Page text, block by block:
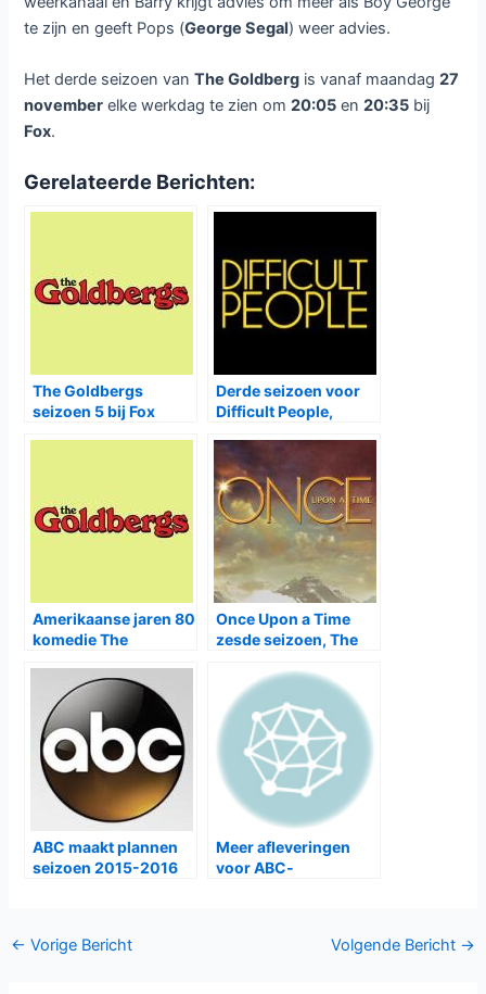
te zijn en geeft Pops (George Segal) weer advies.
Het derde seizoen vanThe Goldberg is vanaf maandag27
november elke werkdag te zien om20:05 en20:35 bij
Fox.
Gerelateerde Berichten:
The Goldbergs
seizoen 5 bij Fox
Derde seizoen voor
Difficult People,
Amerikaanse jaren 80
komedie The
Once Upon a Time
zesde seizoen, The
Fresh Off the Boat
derde, Quantico en
Teachers tweede
ABC maakt plannen
seizoen 2015-2016
Meer afleveringen
voor ABC-
Bericht
← Vorige Bericht Volgende Bericht →